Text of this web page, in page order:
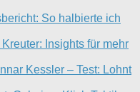
So halbierte ich
Insights für mehr
Kessler – Test: Lohnt